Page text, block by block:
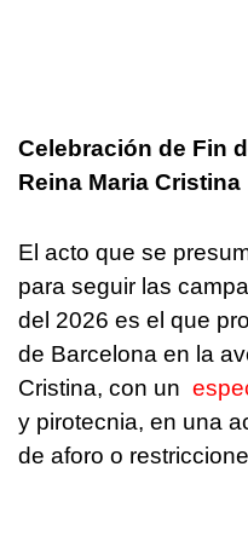
Celebración de Fin
Reina Maria Cristina
El acto que se
para seguir las
del 2026 es el que
de Barcelona en la
Cristina, con un
y pirotecnia, en una
de aforo o